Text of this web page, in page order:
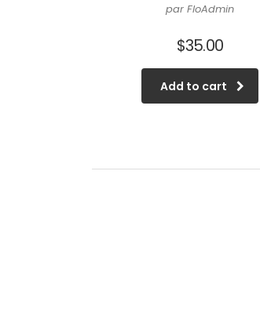
par FloAdmin
$35.00
Add to cart